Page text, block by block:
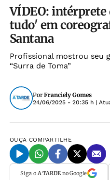
VÍDEO:
tudo' em
Santana
Profissional mostrou seu
“Surra de Toma”
Por Franciely Gomes
24/06/2025 - 20:35 h |
OUÇA COMPARTILHE
Siga o A TARDEno Google